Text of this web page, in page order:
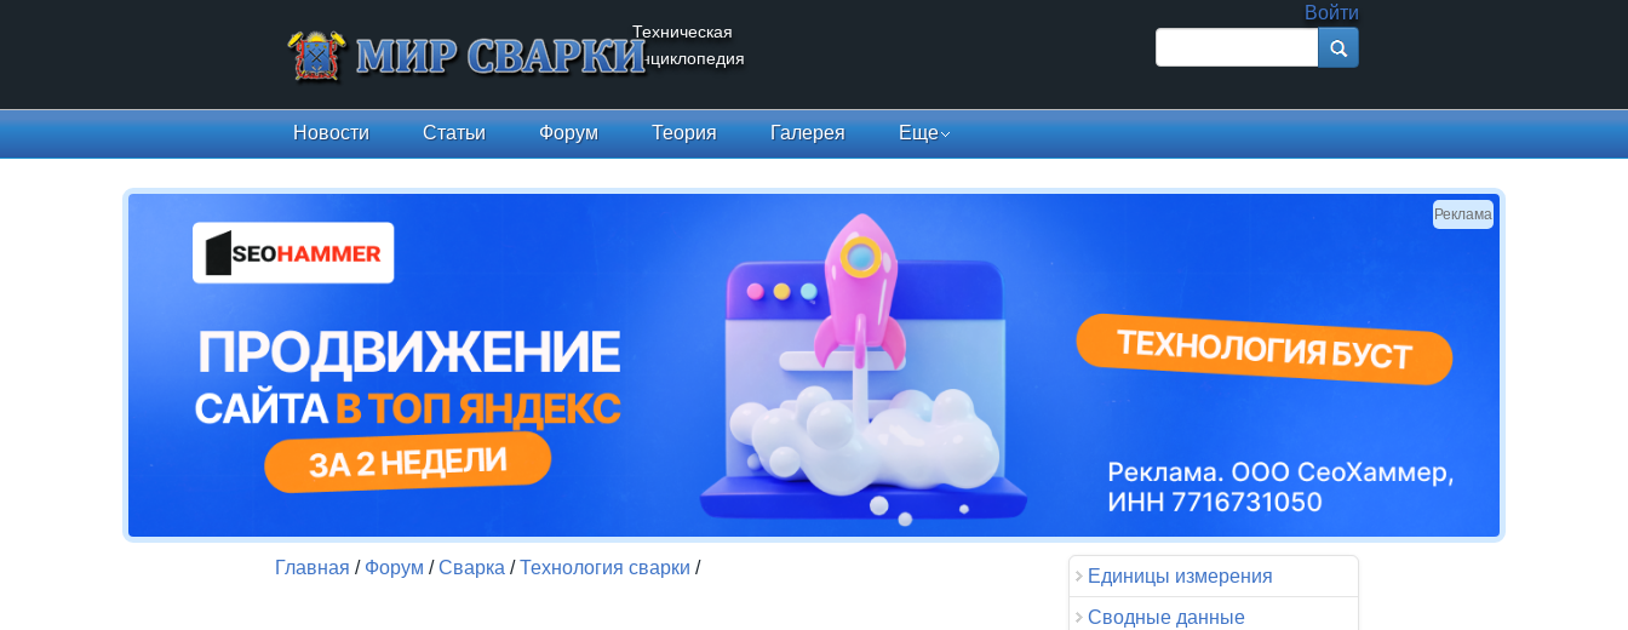
Техническая
энциклопедия
Войти
Форма поиска
Новости Статьи Форум Теория Галерея Еще
Реклама
Главная / Форум /Сварка /Технология сварки /
Единицы измерения
Сводные данные